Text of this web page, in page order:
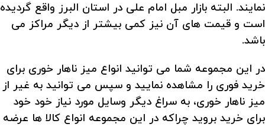
نمایند. البته بازار مبل امام علی در استان البرز واقع گردیده
است و قیمت های آن نیز کمی بیشتر از دیگر مراکز می
باشد.
در این مجموعه شما می توانید انواع میز ناهار خوری برای
خرید فوری را مشاهده نمایید و سپس می توانید به غیر از
میز ناهار خوری، به سراغ دیگر وسایل مورد نیاز خود خود
برای خرید بروید چراکه در این مجموعه انواع کالا ها عرضه